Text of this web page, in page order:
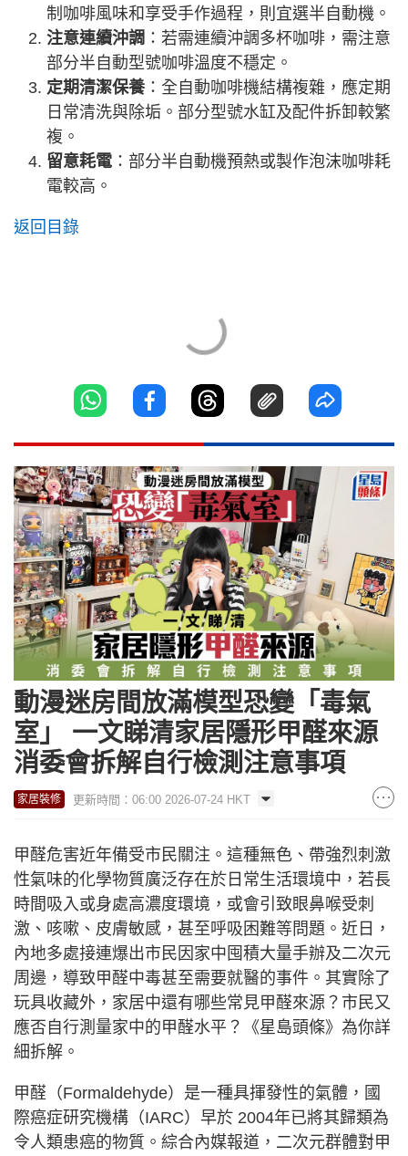
制咖啡風味和享受手作過程，則宜選半自動機。
注意連續沖調 ：若需連續沖調多杯咖啡，需注意
部分半自動型號咖啡溫度不穩定。
定期清潔保養：全自動咖啡機結構複雜，應定期
日常清洗與除垢。部分型號水缸及配件拆卸較繁
複。
留意耗電 ：部分半自動機預熱或製作泡沫咖啡耗
電較高。
返回目錄
動漫迷房間放滿模型恐變「毒氣
室」 一文睇清家居隱形甲醛來源
消委會拆解自行檢測注意事項
家居裝修 更新時間：06:00 2026-07-24 HKT
甲醛危害近年備受市民關注。這種無色、帶強烈刺激
性氣味的化學物質廣泛存在於日常生活環境中，若長
時間吸入或身處高濃度環境，或會引致眼鼻喉受刺
激、咳嗽、皮膚敏感，甚至呼吸困難等問題。近日，
內地多處接連爆出市民因家中囤積大量手辦及二次元
周邊，導致甲醛中毒甚至需要就醫的事件。其實除了
玩具收藏外，家居中還有哪些常見甲醛來源？市民又
應否自行測量家中的甲醛水平？《星島頭條》為你詳
細拆解。
甲醛（Formaldehyde）是一種具揮發性的氣體，國
際癌症研究機構（IARC）早於 2004年已將其歸類為
令人類患癌的物質。綜合內媒報道，二次元群體對甲